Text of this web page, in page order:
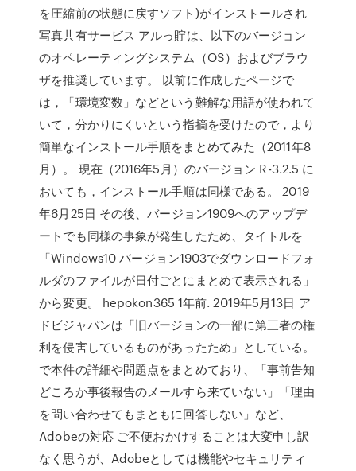
を圧縮前の状態に戻すソフト)がインストールされ
写真共有サービス アルっ貯は、以下のバージョン
のオペレーティングシステム（OS）およびブラウ
ザを推奨しています。 以前に作成したページで
は，「環境変数」などという難解な用語が使われて
いて，分かりにくいという指摘を受けたので，より
簡単なインストール手順をまとめてみた（2011年8
月）。 現在（2016年5月）のバージョン R-3.2.5 に
おいても，インストール手順は同様である。 2019
年6月25日 その後、バージョン1909へのアップデ
ートでも同様の事象が発生したため、タイトルを
「Windows10 バージョン1903でダウンロードフォ
ルダのファイルが日付ごとにまとめて表示される」
から変更。 hepokon365 1年前. 2019年5月13日 ア
ドビジャパンは「旧バージョンの一部に第三者の権
利を侵害しているものがあったため」としている。
で本件の詳細や問題点をまとめており、「事前告知
どころか事後報告のメールすら来ていない」「理由
を問い合わせてもまともに回答しない」など、
Adobeの対応 ご不便おかけすることは大変申し訳
なく思うが、Adobeとしては機能やセキュリティ